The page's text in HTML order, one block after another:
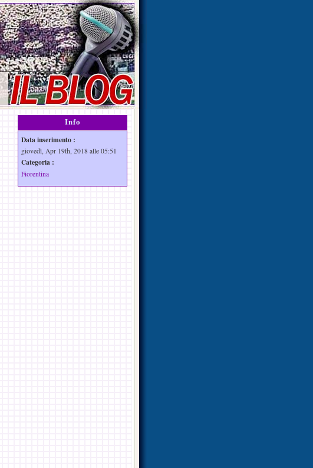
Info
Data inserimento :
giovedì, Apr 19th, 2018 alle 05:51
Categoria :
Fiorentina